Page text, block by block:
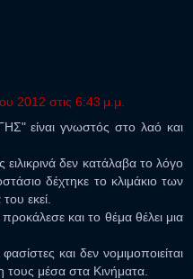
2012 στις 6:43 μ.μ.
είναι γνωστός στο λαό και
δεν κατάλαβα το λόγο
δέχτηκε το κλιμάκιο των
εκεί.
και το θέμα θέλει μια
και δεν νομιμοποιείται
μέσα στα Κινήματα.